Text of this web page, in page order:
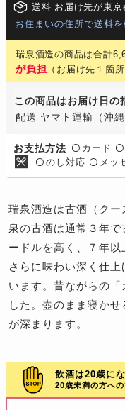
送料 お届け先が東京
お住まいの住所で送料を
瑞泉酒造の商品は合計
が負担 （お届け先１箇
この商品はお届け日の
配送 ヤマト運輸（沖縄
お支払方法 〇 カード 〇
〇 のし対応 〇 メッ
瑞泉酒造は古酒（ク
泉の古酒は通常３年
ードルを高く、７年
さらに味わい深く仕
います。昔ながらの
した。壺のまま寝か
が深まります。
飲酒は20歳に
20歳未満の方へ